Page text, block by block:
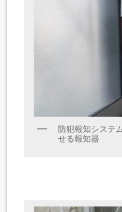
防犯報知システ
せる報知器